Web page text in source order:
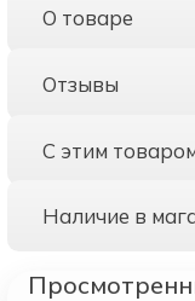
О товаре
Отзывы
С этим
Наличие в